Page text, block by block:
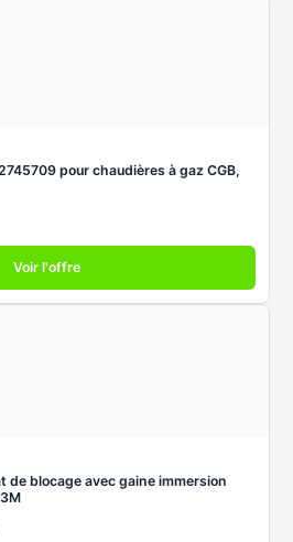
pour chaudières à gaz CGB,
Voir l'offre
de blocage avec gaine immersion